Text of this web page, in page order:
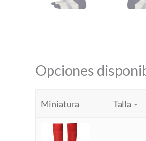
Opciones
Miniatura Talla